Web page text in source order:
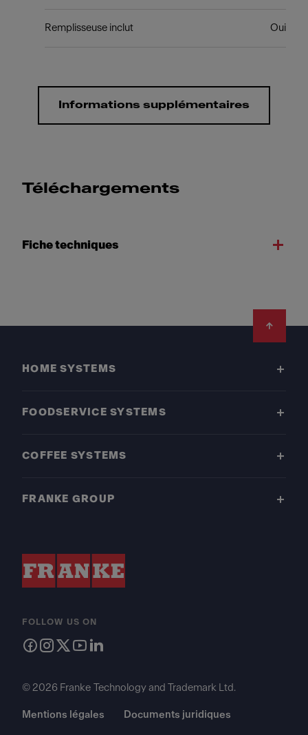
Remplisseuse inclut Oui
Informations supplémentaires
Téléchargements
Fiche techniques
HOME SYSTEMS
FOODSERVICE SYSTEMS
COFFEE SYSTEMS
FRANKE GROUP
FOLLOW US ON
© 2026 Franke Technology and Trademark Ltd.
Mentions légales Documents juridiques